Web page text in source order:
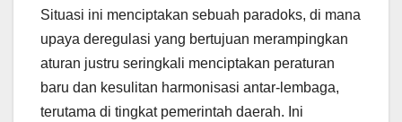
Situasi ini menciptakan sebuah paradoks, di mana
upaya deregulasi yang bertujuan merampingkan
aturan justru seringkali menciptakan peraturan
baru dan kesulitan harmonisasi antar-lembaga,
terutama di tingkat pemerintah daerah. Ini